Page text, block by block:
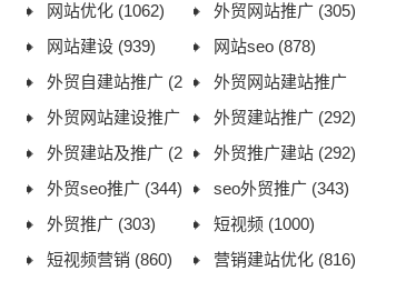
网站优化 (1062) 外贸网站推广 (305)
网站建设 (939) 网站seo (878)
外贸自建站推广 (2
92)
外贸网站建站推广
(292)
外贸网站建设推广
(296)
外贸建站推广 (292)
外贸建站及推广 (2
95)
外贸推广建站 (292)
外贸seo推广 (344) seo外贸推广 (343)
外贸推广 (303) 短视频 (1000)
短视频营销 (860) 营销建站优化 (816)